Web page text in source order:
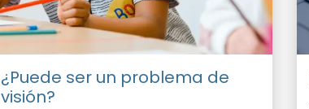
¿Puede ser un problema de
visión?